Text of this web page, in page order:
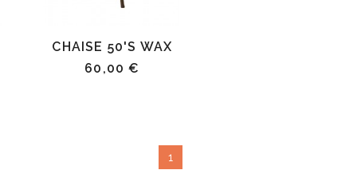
CHAISE 50'S WAX
60,00 €
1